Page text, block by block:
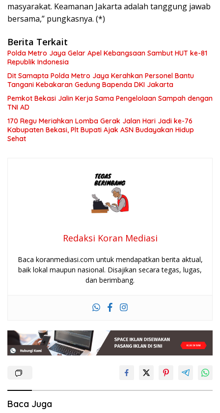
masyarakat. Keamanan Jakarta adalah tanggung jawab
bersama,” pungkasnya. (*)
Berita Terkait
Polda Metro Jaya Gelar Apel Kebangsaan Sambut HUT ke-81
Republik Indonesia
Dit Samapta Polda Metro Jaya Kerahkan Personel Bantu
Tangani Kebakaran Gedung Bapenda DKI Jakarta
Pemkot Bekasi Jalin Kerja Sama Pengelolaan Sampah dengan
TNI AD
170 Regu Meriahkan Lomba Gerak Jalan Hari Jadi ke-76
Kabupaten Bekasi, Plt Bupati Ajak ASN Budayakan Hidup
Sehat
Redaksi Koran Mediasi
Baca koranmediasi.com untuk mendapatkan berita aktual,
baik lokal maupun nasional. Disajikan secara tegas, lugas,
dan berimbang.
Baca Juga